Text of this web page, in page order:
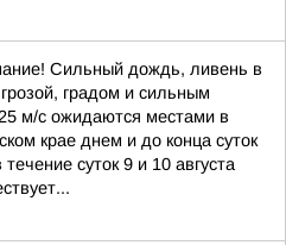
Сильный дождь, ливень в
градом и сильным
м/с ожидаются местами в
крае днем и до конца суток
течение суток 9 и 10 августа